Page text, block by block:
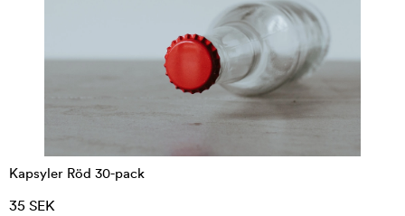
Kapsyler Röd 30-pack
35 SEK